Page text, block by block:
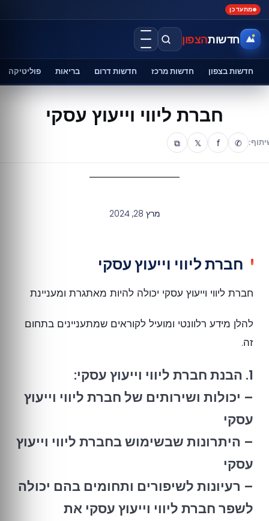
מתעדכן
חדשותהצפון
חדשות בצפון חדשות מרכז חדשות דרום בריאות פוליטיקה
חברת ליווי וייעוץ עסקי
✆
f
𝕏
⧉
מרץ 28, 2024
חברת ליווי וייעוץ עסקי
חברת ליווי וייעוץ עסקי יכולה להיות מאתגרת ומעניינת
להלן מידע רלוונטי ומועיל לקוראים שמתעניינים בתחום
זה.
1. הבנת חברת ליווי וייעוץ עסקי:
– יכולות ושירותים של חברת ליווי וייעוץ
עסקי
– היתרונות שבשימוש בחברת ליווי וייעוץ
עסקי
– רעיונות לשיפורים ותחומים בהם יכולה
לשפר חברת ליווי וייעוץ עסקי את